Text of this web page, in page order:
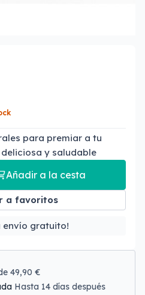
para premiar a tu
y saludable
Añadir a la cesta
a favoritos
envío gratuito!
49,90 €
Hasta 14 días después